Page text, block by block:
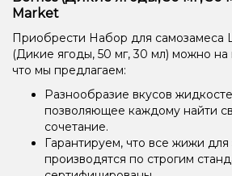
Market
Приобрести Набор для самозамеса
(Дикие ягоды, 50 мг, 30 мл) можно
что мы предлагаем:
Разнообразие вкусов
позволяющее каждому найти
сочетание.
Гарантируем, что все жижи для
производятся по строгим